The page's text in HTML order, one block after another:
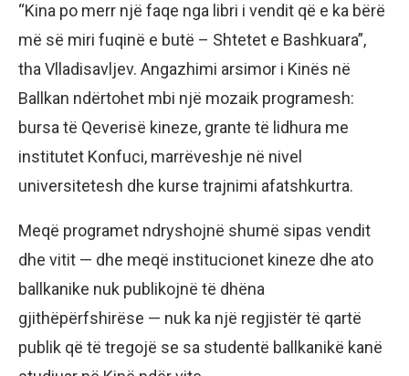
“Kina po merr një faqe nga libri i vendit që e ka bërë
më së miri fuqinë e butë – Shtetet e Bashkuara”,
tha Vlladisavljev. Angazhimi arsimor i Kinës në
Ballkan ndërtohet mbi një mozaik programesh:
bursa të Qeverisë kineze, grante të lidhura me
institutet Konfuci, marrëveshje në nivel
universitetesh dhe kurse trajnimi afatshkurtra.
Meqë programet ndryshojnë shumë sipas vendit
dhe vitit — dhe meqë institucionet kineze dhe ato
ballkanike nuk publikojnë të dhëna
gjithëpërfshirëse — nuk ka një regjistër të qartë
publik që të tregojë se sa studentë ballkanikë kanë